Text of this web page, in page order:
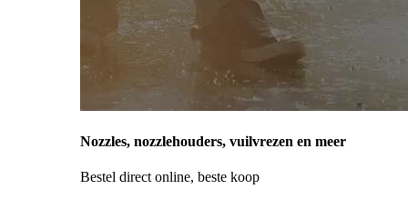
Nozzles, nozzlehouders, vuilvrezen en meer
Bestel direct online, beste koop